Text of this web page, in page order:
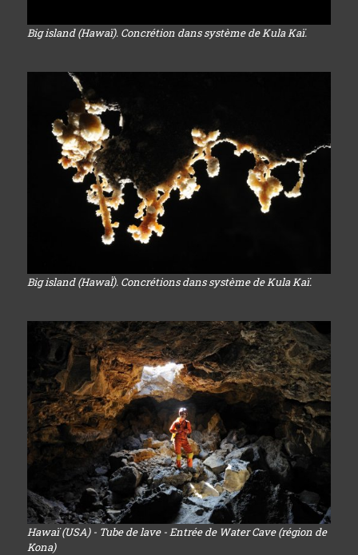
Big island (Hawaï). Concrétion dans système de Kula Kaï.
Big island (HawaÏ). Concrétions dans système de Kula Kaï.
Hawaï (USA) - Tube de lave - Entrée de Water Cave (région de
Kona)